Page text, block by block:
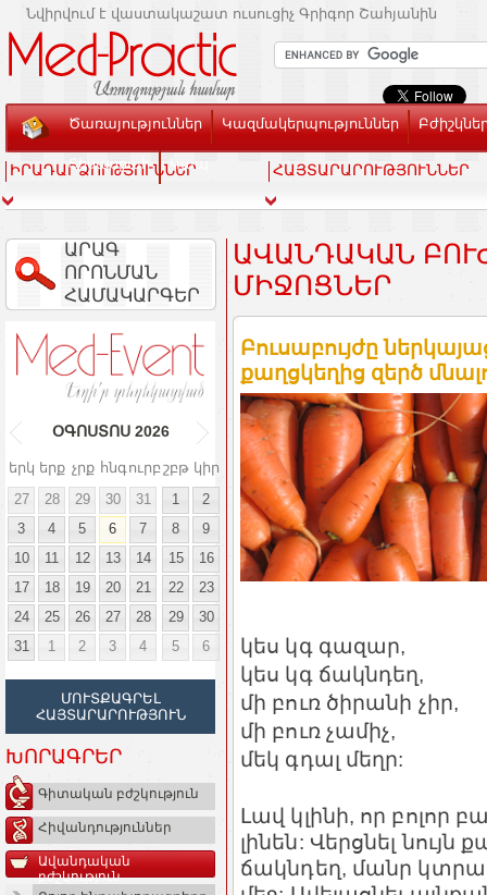
Նվիրվում է վաստակաշատ ուսուցիչ Գրիգոր Շահյանին
Ծառայություններ Կազմակերպություններ
Տեսասրահ Կապ
ԻՐԱԴԱՐՁՈՒԹՅՈՒՆՆԵՐ ՀԱՅՏԱՐԱՐՈՒԹՅՈՒՆՆԵՐ
ԱՐԱԳ
ՈՐՈՆՄԱՆ
ՀԱՄԱԿԱՐԳԵՐ
ՕԳՈՍՏՈՍ 2026
երկ երք չրք հնգուրբ շբթ կիր
27
28 29 30 31 1
2
3
4 5 6 7 8
9
10
11 12 13 14 15
16
17
18 19 20 21 22
23
24
25 26 27 28 29
30
31
1 2 3 4 5 6
ՄՈՒՏՔԱԳՐԵԼ
ՀԱՅՏԱՐԱՐՈՒԹՅՈՒՆ
ԽՈՐԱԳՐԵՐ
Գիտական բժշկություն
Հիվանդություններ
Ավանդական
բժշկություն
ԱՎԱՆԴԱԿԱՆ
ԻՋՈՑՆԵՐ
Բուսաբույժը
քաղցկեղից զերծ
կես կգ գազար,
կես կգ ճակնդեղ,
մի բուռ ծիրանի չիր,
մի բուռ չամիչ,
մեկ գդալ մեղր:
Լավ կլինի, որ բոլոր
լինեն: Վերցնել
ճակնդեղ, մանր